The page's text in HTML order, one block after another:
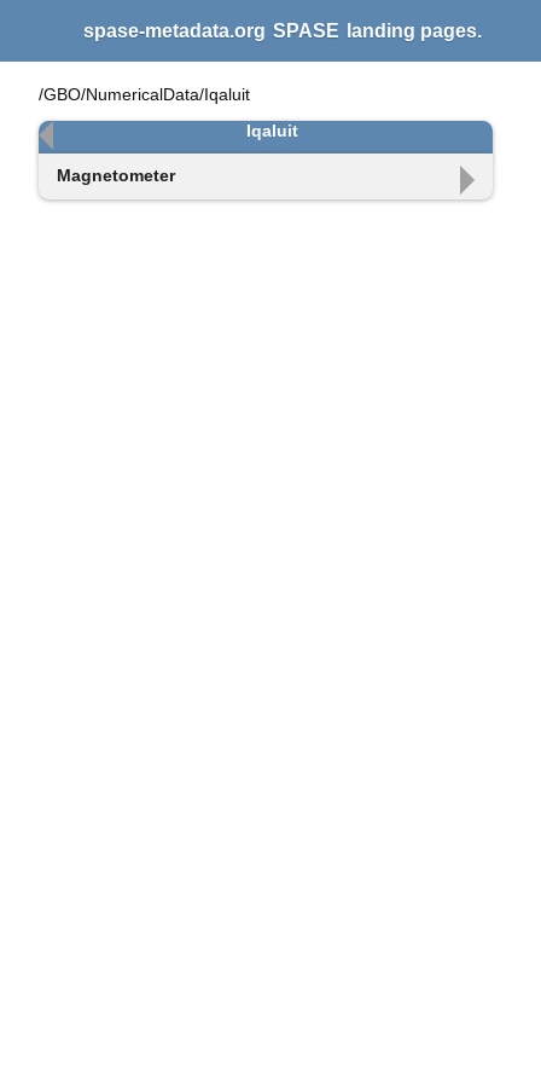
spase-metadata.org SPASE landing pages.
/GBO/NumericalData/Iqaluit
Iqaluit
Magnetometer